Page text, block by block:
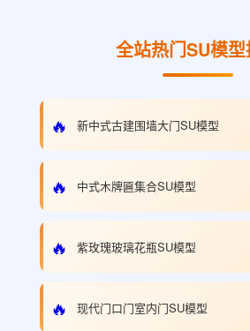
全站热门SU模
🔥 新中式古建围墙大门SU模型
🔥 中式木牌匾集合SU模型
🔥 紫玫瑰玻璃花瓶SU模型
🔥 现代门口门室内门SU模型